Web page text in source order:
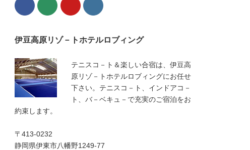
伊豆高原リゾ－トホテルロブィング
テニスコ－ト＆楽しい合宿は、伊豆高
原リゾ－トホテルロブィングにお任せ
下さい。テニスコ－ト、インドアコ－
ト、バ－ベキュ－で充実のご宿泊をお
約束します。
〒413-0232
静岡県伊東市八幡野1249-77